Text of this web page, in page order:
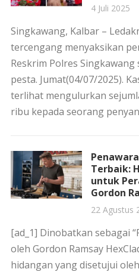
4 Juli 2025
Singkawang, Kalbar –
tercengang menyaksikan
Reskrim Polres
pesta. Jumat(04/07/2025).
terlihat mengulurkan
ribu kepada seorang
Terbaik:
untuk
Gordon
22 Agustus
[ad_1] Dinobatkan sebagai
oleh Gordon Ramsay
hidangan yang disetujui